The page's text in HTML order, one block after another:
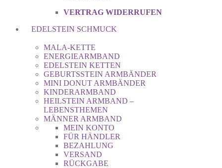
VERTRAG WIDERRUFEN
EDELSTEIN SCHMUCK
MALA-KETTE
ENERGIEARMBAND
EDELSTEIN KETTEN
GEBURTSSTEIN ARMBÄNDER
MINI DONUT ARMBÄNDER
KINDERARMBAND
HEILSTEIN ARMBAND –
LEBENSTHEMEN
MÄNNER ARMBAND
MEIN KONTO
FÜR HÄNDLER
BEZAHLUNG
VERSAND
RÜCKGABE